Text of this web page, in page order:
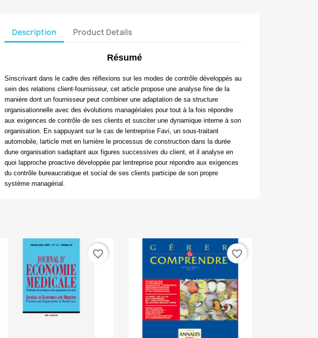
Description Product Details
Résumé
Sinscrivant dans le cadre des réflexions sur les modes de contrôle développés au
sein des relations client-fournisseur, cet article propose une analyse fine de la
manière dont un fournisseur peut combiner une adaptation de sa structure
organisationnelle avec des évolutions managériales pour tout à la fois répondre
aux exigences de contrôle de ses clients et susciter une dynamique interne à son
organisation. En sappuyant sur le cas de lentreprise Favi, un sous-traitant
automobile, larticle met en lumière le processus de construction dans la durée
dune organisation sadaptant aux figures successives du client, et il analyse en
quoi lapproche proactive développée par lentreprise pour répondre aux exigences
du contrôle bureaucratique et social de ses clients participe de son propre
système managérial.
favorite_border favorite_border